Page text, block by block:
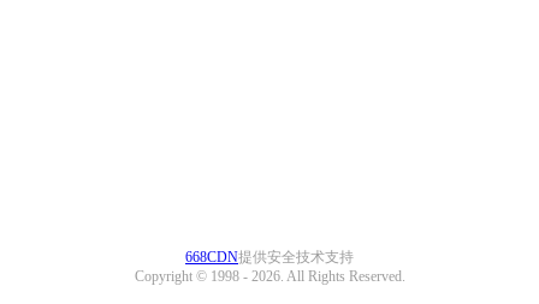
668CDN提供安全技术支持
Copyright © 1998 - 2026. All Rights Reserved.